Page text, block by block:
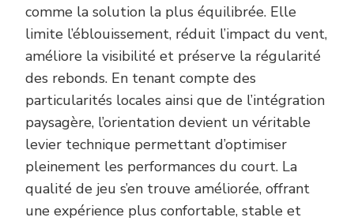
comme la solution la plus équilibrée. Elle
limite l’éblouissement, réduit l’impact du vent,
améliore la visibilité et préserve la régularité
des rebonds. En tenant compte des
particularités locales ainsi que de l’intégration
paysagère, l’orientation devient un véritable
levier technique permettant d’optimiser
pleinement les performances du court. La
qualité de jeu s’en trouve améliorée, offrant
une expérience plus confortable, stable et